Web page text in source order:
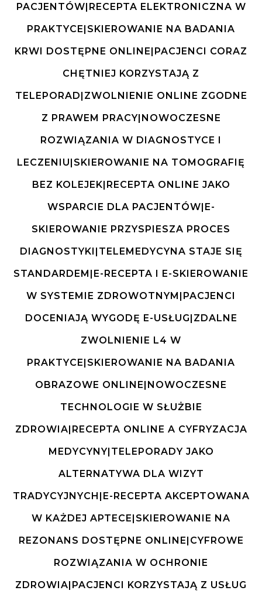
PACJENTÓW|RECEPTA ELEKTRONICZNA W
PRAKTYCE|SKIEROWANIE NA BADANIA
KRWI DOSTĘPNE ONLINE|PACJENCI CORAZ
CHĘTNIEJ KORZYSTAJĄ Z
TELEPORAD|ZWOLNIENIE ONLINE ZGODNE
Z PRAWEM PRACY|NOWOCZESNE
ROZWIĄZANIA W DIAGNOSTYCE I
LECZENIU|SKIEROWANIE NA TOMOGRAFIĘ
BEZ KOLEJEK|RECEPTA ONLINE JAKO
WSPARCIE DLA PACJENTÓW|E-
SKIEROWANIE PRZYSPIESZA PROCES
DIAGNOSTYKI|TELEMEDYCYNA STAJE SIĘ
STANDARDEM|E-RECEPTA I E-SKIEROWANIE
W SYSTEMIE ZDROWOTNYM|PACJENCI
DOCENIAJĄ WYGODĘ E-USŁUG|ZDALNE
ZWOLNIENIE L4 W
PRAKTYCE|SKIEROWANIE NA BADANIA
OBRAZOWE ONLINE|NOWOCZESNE
TECHNOLOGIE W SŁUŻBIE
ZDROWIA|RECEPTA ONLINE A CYFRYZACJA
MEDYCYNY|TELEPORADY JAKO
ALTERNATYWA DLA WIZYT
TRADYCYJNYCH|E-RECEPTA AKCEPTOWANA
W KAŻDEJ APTECE|SKIEROWANIE NA
REZONANS DOSTĘPNE ONLINE|CYFROWE
ROZWIĄZANIA W OCHRONIE
ZDROWIA|PACJENCI KORZYSTAJĄ Z USŁUG